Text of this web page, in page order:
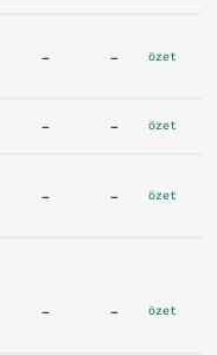
- - özet
- - özet
- - özet
- - özet